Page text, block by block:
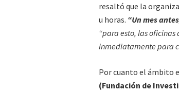
resaltó que la
u horas. “Un mes
“para esto, las oficinas
inmediatamente para
Por cuanto el ámbito
(Fundación de